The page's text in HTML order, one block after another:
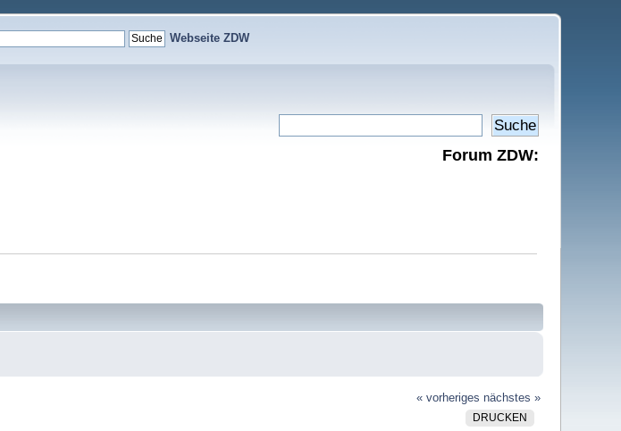
Webseite ZDW
Forum ZDW:
« vorheriges nächstes »
DRUCKEN